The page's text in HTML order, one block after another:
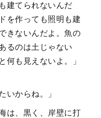
建てられないんだ
を作っても照明も建
きないんだよ。魚の
るのは土じゃない
何も見えないよ。」
いからね。」
は、黒く、岸壁に打